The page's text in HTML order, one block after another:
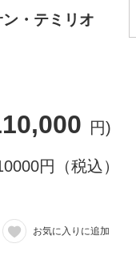
・テミリオ
円)
円（税込）
お気に入りに追加